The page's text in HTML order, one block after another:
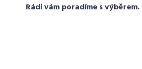
Rádi vám poradíme s výběrem.